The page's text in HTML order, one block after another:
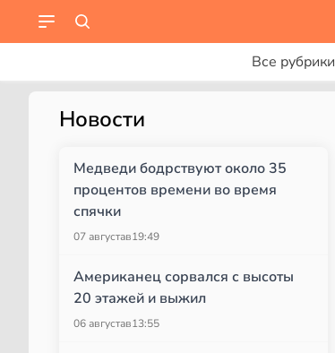
Все рубрики
Новости
Медведи бодрствуют около 35
процентов времени во время
спячки
07 августав19:49
Американец сорвался с высоты
20 этажей и выжил
06 августав13:55